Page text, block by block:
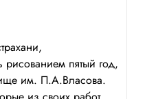
пятый год,
им. П.А.Власова.